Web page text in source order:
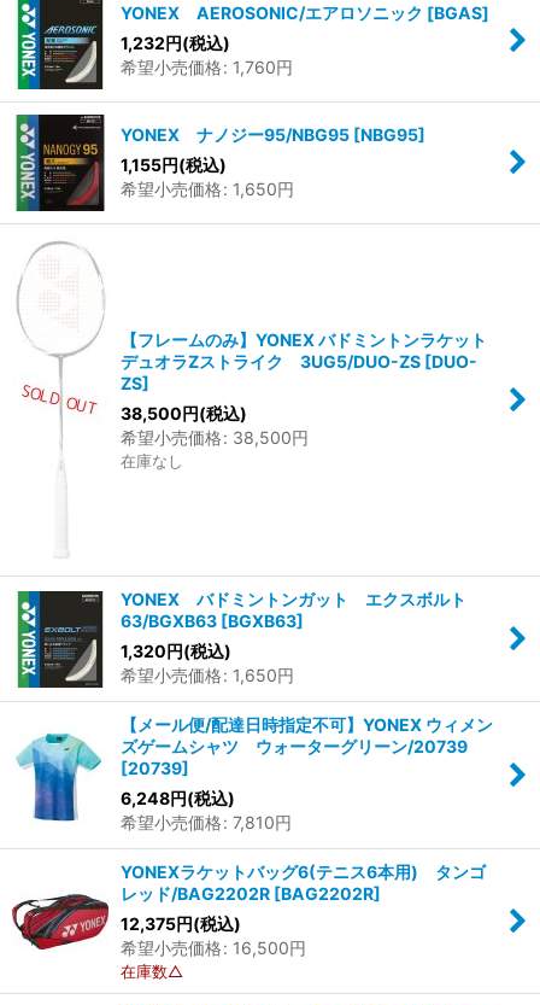
YONEX AEROSONIC/エアロソニック [BGAS]
1,232円(税込)
希望小売価格: 1,760円
YONEX ナノジー95/NBG95 [NBG95]
1,155円(税込)
希望小売価格: 1,650円
【フレームのみ】YONEX バドミントンラケット
デュオラZストライク 3UG5/DUO-ZS [DUO-
ZS]
38,500円(税込)
希望小売価格: 38,500円
在庫なし
YONEX バドミントンガット エクスボルト
63/BGXB63 [BGXB63]
1,320円(税込)
希望小売価格: 1,650円
【メール便/配達日時指定不可】YONEX ウィメン
ズゲームシャツ ウォーターグリーン/20739
[20739]
6,248円(税込)
希望小売価格: 7,810円
YONEXラケットバッグ6(テニス6本用) タンゴ
レッド/BAG2202R [BAG2202R]
12,375円(税込)
希望小売価格: 16,500円
在庫数△